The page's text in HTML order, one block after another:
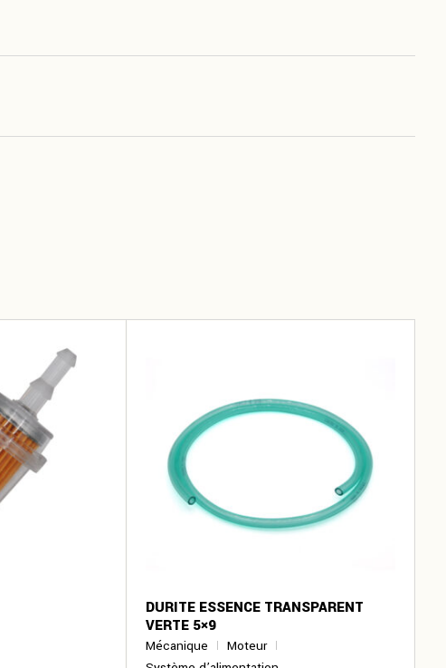
DURITE ESSENCE TRANSPARENT
VERTE 5×9
Mécanique
Moteur